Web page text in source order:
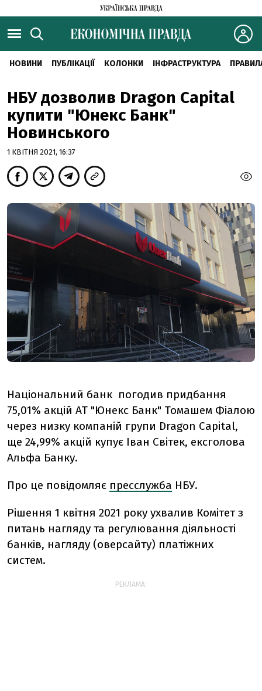
НОВИНИ ПУБЛІКАЦІЇ КОЛОНКИ ІНФРАСТРУКТУРА
НБУ дозволив Dragon Capital
купити "Юнекс Банк"
Новинського
1 КВІТНЯ 2021, 16:37
Національний банк погодив придбання
75,01% акцій АТ "Юнекс Банк" Томашем Фіалою
через низку компаній групи Dragon Capital,
ще 24,99% акцій купує Іван Світек, ексголова
Альфа Банку.
Про це повідомляє пресслужба НБУ.
Рішення 1 квітня 2021 року ухвалив Комітет з
питань нагляду та регулювання діяльності
банків, нагляду (оверсайту) платіжних
систем.
РЕКЛАМА: